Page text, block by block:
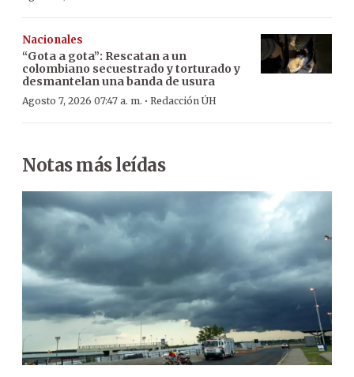
Nacionales
“Gota a gota”: Rescatan a un
colombiano secuestrado y torturado y
desmantelan una banda de usura
Agosto 7, 2026 07:47 a. m. · Redacción ÚH
Notas más leídas